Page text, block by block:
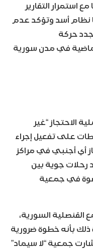
استمرار التقارير
نظام أسد وتؤكد عدم
حركة
الماضية في مدن سورية
الاحتجاز “غير
على تفعيل إجراء
أي أجنبي في مراكز
رحلات جوية بين
في جمعية
القنصلية السورية،
بأنه خطوة ضرورية
جمعية “لا سيماد”